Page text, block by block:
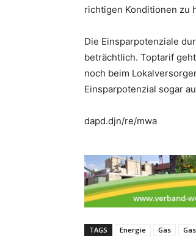
richtigen Konditionen zu
Die Einsparpotenziale
beträchtlich. Toptarif
noch beim
Einsparpotenzial sogar
dapd.djn/re/mwa
TAGS Energie Gas